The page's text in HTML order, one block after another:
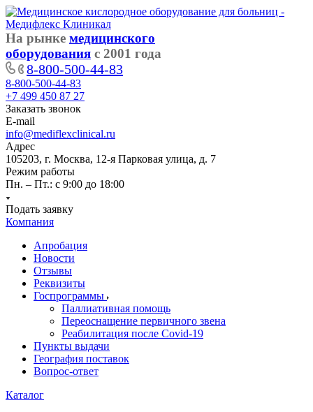
На рынке медицинского
оборудования с 2001 года
8-800-500-44-83
8-800-500-44-83
+7 499 450 87 27
Заказать звонок
E-mail
info@mediflexclinical.ru
Адрес
105203, г. Москва, 12-я Парковая улица, д. 7
Режим работы
Пн. – Пт.: с 9:00 до 18:00
Подать заявку
Компания
Апробация
Новости
Отзывы
Реквизиты
Госпрограммы
Паллиативная помощь
Переоснащение первичного звена
Реабилитация после Covid-19
Пункты выдачи
География поставок
Вопрос-ответ
Каталог